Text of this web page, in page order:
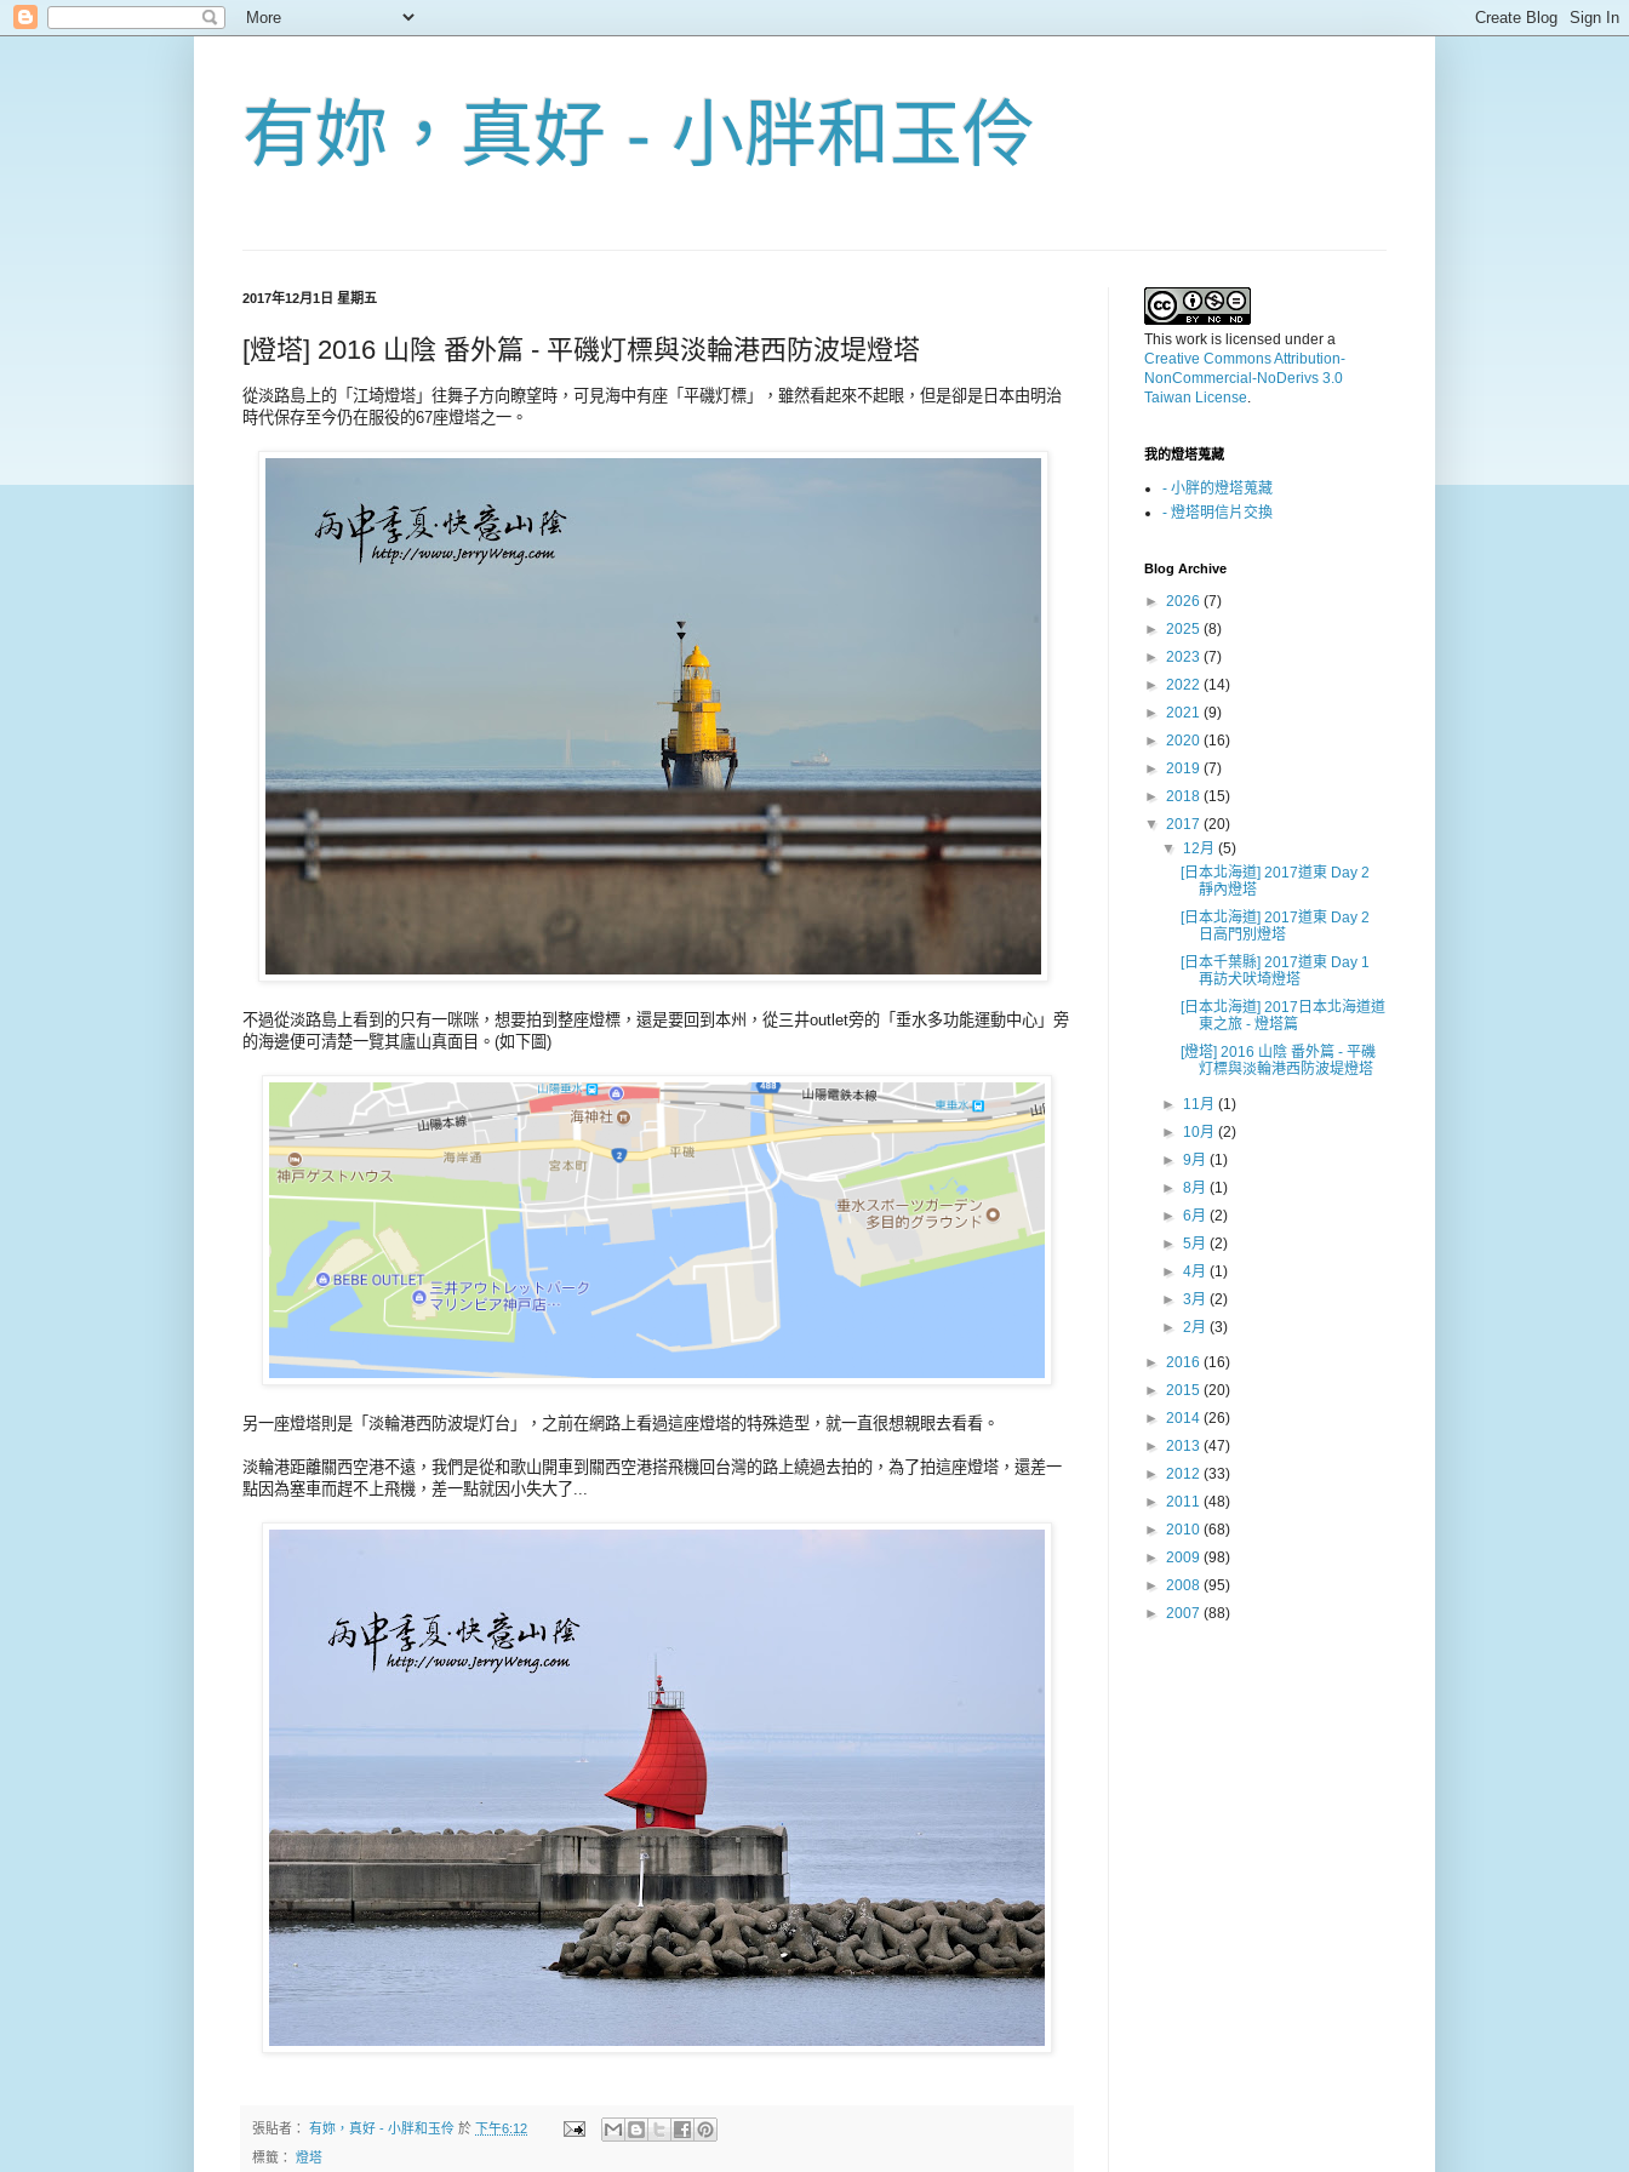
有妳，真好 - 小胖和玉伶
2017年12月1日 星期五
[燈塔] 2016 山陰 番外篇 - 平磯灯標與淡輪港西防波堤燈塔
從淡路島上的「江埼燈塔」往舞子方向瞭望時，可見海中有座「平磯灯標」，雖然看起來不起眼，但是卻是日本由明治
時代保存至今仍在服役的67座燈塔之一。
不過從淡路島上看到的只有一咪咪，想要拍到整座燈標，還是要回到本州，從三井outlet旁的「垂水多功能運動中心」旁
的海邊便可清楚一覽其廬山真面目。(如下圖)
另一座燈塔則是「淡輪港西防波堤灯台」，之前在網路上看過這座燈塔的特殊造型，就一直很想親眼去看看。
淡輪港距離關西空港不遠，我們是從和歌山開車到關西空港搭飛機回台灣的路上繞過去拍的，為了拍這座燈塔，還差一
點因為塞車而趕不上飛機，差一點就因小失大了...
張貼者： 有妳，真好 - 小胖和玉伶 於 下午6:12
標籤： 燈塔
This work is licensed under a
Creative Commons Attribution-
NonCommercial-NoDerivs 3.0
Taiwan License.
我的燈塔蒐藏
- 小胖的燈塔蒐藏
- 燈塔明信片交換
Blog Archive
► 2026 (7)
► 2025 (8)
► 2023 (7)
► 2022 (14)
► 2021 (9)
► 2020 (16)
► 2019 (7)
► 2018 (15)
▼ 2017 (20)
▼ 12月(5)
[日本北海道] 2017道東 Day 2
靜內燈塔
[日本北海道] 2017道東 Day 2
日高門別燈塔
[日本千葉縣] 2017道東 Day 1
再訪犬吠埼燈塔
[日本北海道] 2017日本北海道道
東之旅 - 燈塔篇
[燈塔] 2016 山陰 番外篇 - 平磯
灯標與淡輪港西防波堤燈塔
► 11月(1)
► 10月(2)
►9月(1)
►8月(1)
►6月(2)
►5月(2)
►4月(1)
►3月(2)
►2月(3)
► 2016 (16)
► 2015 (20)
► 2014 (26)
► 2013 (47)
► 2012 (33)
► 2011 (48)
► 2010 (68)
► 2009 (98)
► 2008 (95)
► 2007 (88)